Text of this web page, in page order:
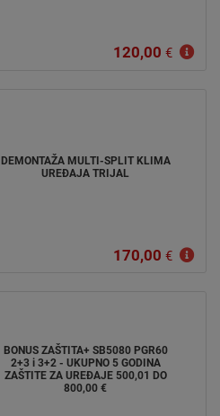
120,00 €
DEMONTAŽA MULTI-SPLIT KLIMA
UREĐAJA TRIJAL
170,00 €
BONUS ZAŠTITA+ SB5080 PGR60
2+3 i 3+2 - UKUPNO 5 GODINA
ZAŠTITE ZA UREĐAJE 500,01 DO
800,00 €